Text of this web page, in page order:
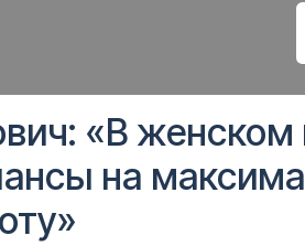
«В женском
на